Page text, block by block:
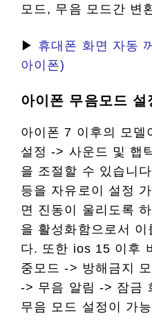
모드, 무음 모드간 변
▶ 휴대폰 화면 자동
아이폰)
아이폰 무음모드 설
아이폰 7 이후의 모델
설정 -> 사운드 및 햅
을 조절할 수 있습니
등을 자유로이 설정
면 진동이 울리도록
을 활성화함으로서
다. 또한 ios 15 이후
중모드 -> 방해금지
-> 무음 알림 -> 잠금
무음 모드 설정이 가